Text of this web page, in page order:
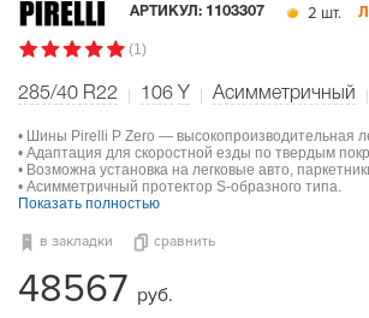
АРТИКУЛ: 1103307 2 шт.
(1)
285/40 R22 106 Y Асимметричный
• Шины Pirelli P Zero — высокопроизводительная
• Адаптация для скоростной езды по твердым
• Возможна установка на легковые авто,
• Асимметричный протектор S-образного типа.
Показать полностью
в закладки сравнить
48567 руб.